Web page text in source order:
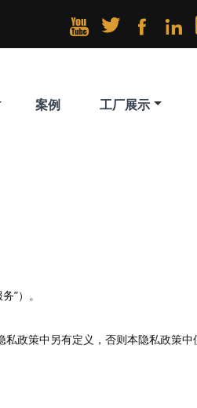
   
案例 工厂展示
”）。
政策中另有定义，否则本隐私政策